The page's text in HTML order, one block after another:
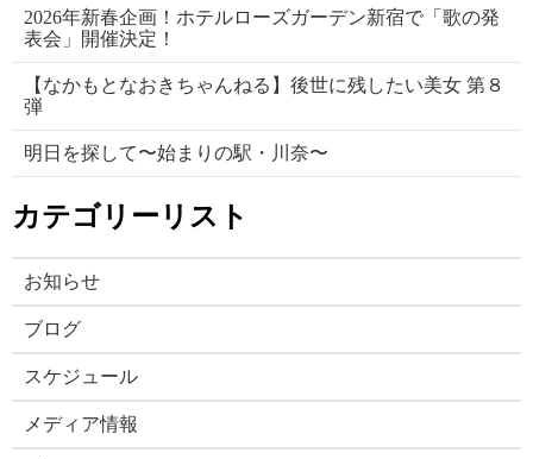
2026年新春企画！ホテルローズガーデン新宿で「歌の発
表会」開催決定！
【なかもとなおきちゃんねる】後世に残したい美女 第８
弾
明日を探して〜始まりの駅・川奈〜
カテゴリーリスト
お知らせ
ブログ
スケジュール
メディア情報